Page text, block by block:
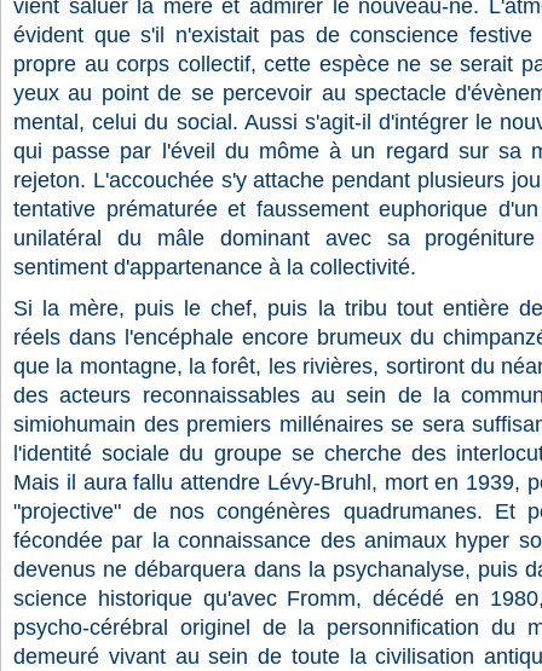
vient saluer la mère et admirer le nouveau-né.
évident que s'il n'existait pas de conscience
propre au corps collectif, cette espèce ne se serait
yeux au point de se percevoir au spectacle
mental, celui du social. Aussi s'agit-il d'intégrer le
qui passe par l'éveil du môme à un regard sur sa
rejeton. L'accouchée s'y attache pendant plusieurs
tentative prématurée et faussement euphorique
unilatéral du mâle dominant avec sa
sentiment d'appartenance à la collectivité.
Si la mère, puis le chef, puis la tribu tout entière
réels dans l'encéphale encore brumeux du
que la montagne, la forêt, les rivières, sortiront du
des acteurs reconnaissables au sein de la
simiohumain des premiers millénaires se sera
l'identité sociale du groupe se cherche des
Mais il aura fallu attendre Lévy-Bruhl, mort en 1939,
"projective" de nos congénères quadrumanes. Et
fécondée par la connaissance des animaux hyper
devenus ne débarquera dans la psychanalyse, puis
science historique qu'avec Fromm, décédé en
psycho-cérébral originel de la personnification du
demeuré vivant au sein de toute la civilisation